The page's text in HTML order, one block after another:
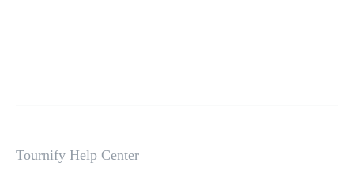
Tournify Help Center